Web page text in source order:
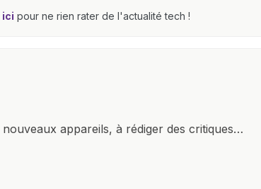
ici pour ne rien rater de l'actualité tech !
appareils, à rédiger des critiques
et à interviewer des acteurs clés de